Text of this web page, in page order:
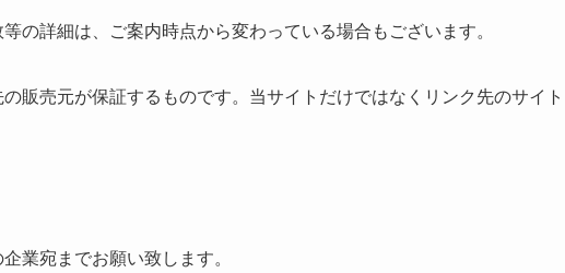
の詳細は、ご案内時点から変わっている場合もございます。
販売元が保証するものです。当サイトだけではなくリンク先のサイト
業宛までお願い致します。